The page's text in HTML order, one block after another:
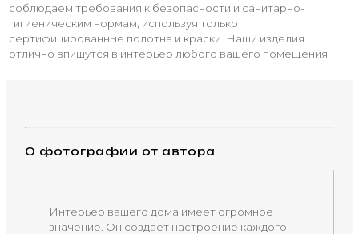
соблюдаем требования к безопасности и санитарно-
гигиеническим нормам, используя только
сертифицированные полотна и краски. Наши изделия
отлично впишутся в интерьер любого вашего помещения!
О фотографии от автора
Интерьер вашего дома имеет огромное
значение. Он создает настроение каждого